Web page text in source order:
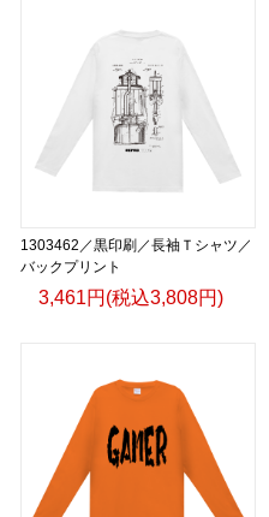
1303462／黒印刷／長袖Ｔシャツ／
バックプリント
3,461円(税込3,808円)